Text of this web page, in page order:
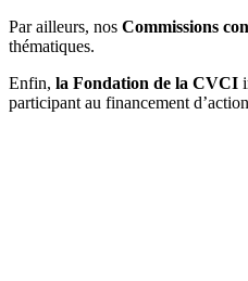
Par ailleurs, nos Commissions
thématiques.
Enfin, la Fondation de la CVCI
participant au financement